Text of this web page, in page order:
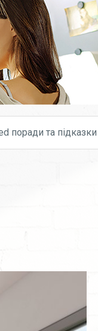
Skip to content
поради та підказки